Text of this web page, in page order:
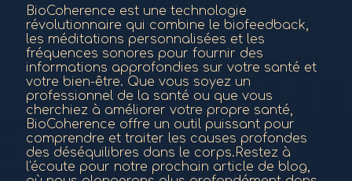
BioCoherence est une technologie
révolutionnaire qui combine le biofeedback,
les méditations personnalisées et les
fréquences sonores pour fournir des
informations approfondies sur votre santé et
votre bien-être. Que vous soyez un
professionnel de la santé ou que vous
cherchiez à améliorer votre propre santé,
BioCoherence offre un outil puissant pour
comprendre et traiter les causes profondes
des déséquilibres dans le corps.Restez à
l'écoute pour notre prochain article de blog,